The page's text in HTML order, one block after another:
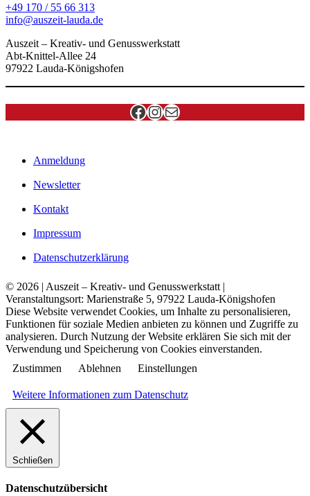
+49 170 / 55 66 313
info@auszeit-lauda.de
Auszeit – Kreativ- und Genusswerkstatt
Abt-Knittel-Allee 24
97922 Lauda-Königshofen
Facebook
Instagram
E-Mail
Anmeldung
Newsletter
Kontakt
Impressum
Datenschutzerklärung
© 2026 | Auszeit – Kreativ- und Genusswerkstatt |
Veranstaltungsort: Marienstraße 5, 97922 Lauda-Königshofen
Diese Website verwendet Cookies, um Inhalte zu personalisieren,
Funktionen für soziale Medien anbieten zu können und Zugriffe zu
analysieren. Durch Nutzung der Website erklären Sie sich mit der
Verwendung und Speicherung von Cookies einverstanden.
Zustimmen
Ablehnen Einstellungen
Weitere Informationen zum Datenschutz
Schließen
Datenschutzübersicht